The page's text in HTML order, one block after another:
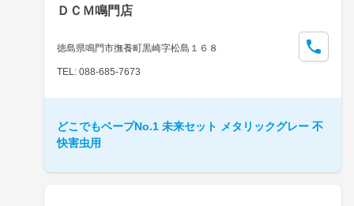
ＤＣＭ鳴門店
徳島県鳴門市撫養町黒崎字松島１６８
TEL: 088-685-7673
どこでもベープNo.1 未来セット メタリックグレー 不
快害虫用